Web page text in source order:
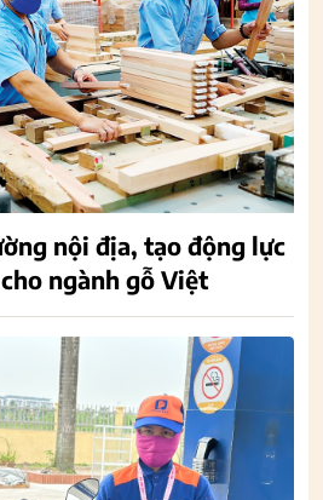
nội địa, tạo động lực
ngành gỗ Việt